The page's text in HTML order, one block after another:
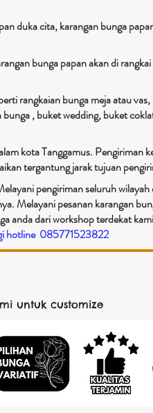
duka cita, karangan bunga
bunga papan akan di
rangkaian bunga meja atau
, buket wedding, buket
kota Tanggamus. Pengiriman
tergantung jarak tujuan
pengiriman seluruh wilayah
Melayani pesanan karangan
anda dari workshop terdekat
hotline 085771523822
untuk customize